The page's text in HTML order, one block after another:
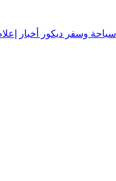
سياحة وسفر ديكور أخبار